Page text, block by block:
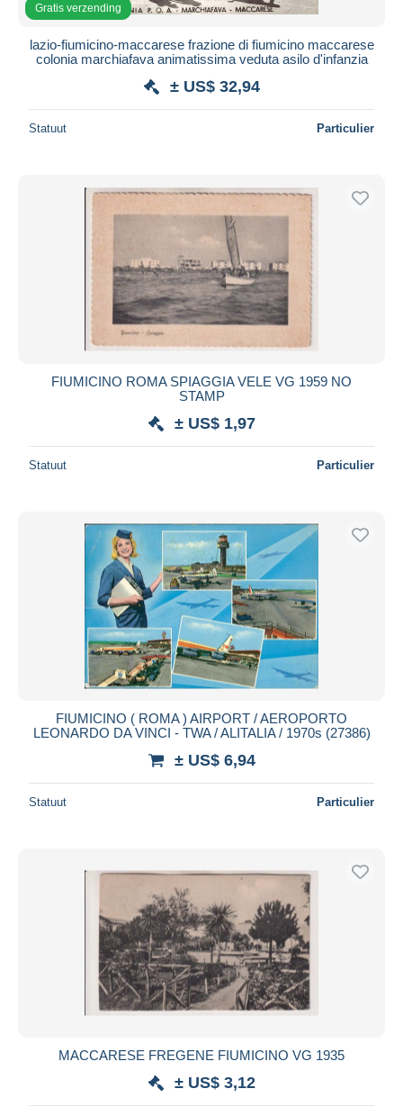
Gratis verzending
lazio-fiumicino-maccarese frazione di fiumicino maccarese
colonia marchiafava animatissima veduta asilo d'infanzia
± US$ 32,94
Statuut Particulier
FIUMICINO ROMA SPIAGGIA VELE VG 1959 NO
STAMP
± US$ 1,97
Statuut Particulier
FIUMICINO ( ROMA ) AIRPORT / AEROPORTO
LEONARDO DA VINCI - TWA / ALITALIA / 1970s (27386)
± US$ 6,94
Statuut Particulier
MACCARESE FREGENE FIUMICINO VG 1935
± US$ 3,12